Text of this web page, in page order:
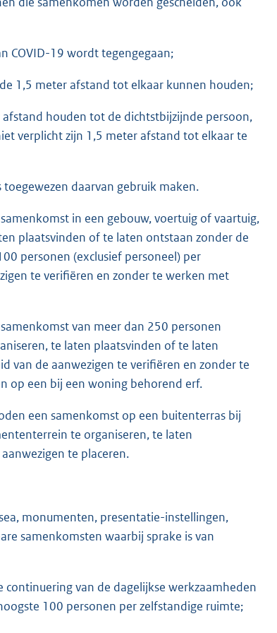
COVID-19 wordt tegengegaan;
1,5 meter afstand tot elkaar kunnen houden;
houden tot de dichtstbijzijnde persoon,
verplicht zijn 1,5 meter afstand tot elkaar te
daarvan gebruik maken.
in een gebouw, voertuig of vaartuig,
plaatsvinden of te laten ontstaan zonder de
personen (exclusief personeel) per
te verifiëren en zonder te werken met
van meer dan 250 personen
te laten plaatsvinden of te laten
van de aanwezigen te verifiëren en zonder te
op een bij een woning behorend erf.
een samenkomst op een buitenterras bij
te organiseren, te laten
te placeren.
monumenten, presentatie-instellingen,
samenkomsten waarbij sprake is van
van de dagelijkse werkzaamheden
100 personen per zelfstandige ruimte;